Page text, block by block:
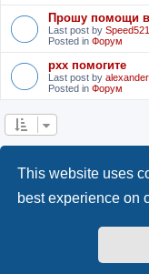
This website uses
best experience on
Прошу помощи в
Last post by
Posted in Форум
рхх помогите
Last post by
Posted in Форум